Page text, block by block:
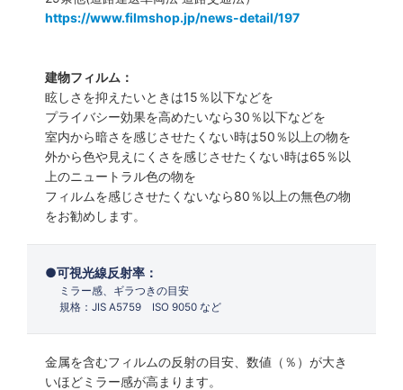
https://www.filmshop.jp/news-detail/197
建物フィルム：
眩しさを抑えたいときは15％以下などを
プライバシー効果を高めたいなら30％以下などを
室内から暗さを感じさせたくない時は50％以上の物を
外から色や見えにくさを感じさせたくない時は65％以
上のニュートラル色の物を
フィルムを感じさせたくないなら80％以上の無色の物
をお勧めします。
可視光線反射率：
ミラー感、ギラつきの目安
規格：JIS A5759 ISO 9050 など
金属を含むフィルムの反射の目安、数値（％）が大き
いほどミラー感が高まります。